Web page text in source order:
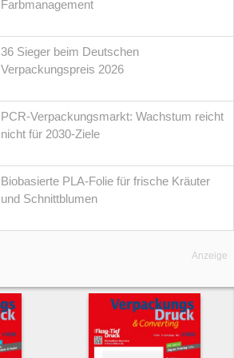
Farbmanagement
36 Sieger beim Deutschen
Verpackungspreis 2026
PCR-Verpackungsmarkt: Wachstum reicht
nicht für 2030-Ziele
Biobasierte PLA-Folie für frische Kräuter
und Schnittblumen
Anzeige